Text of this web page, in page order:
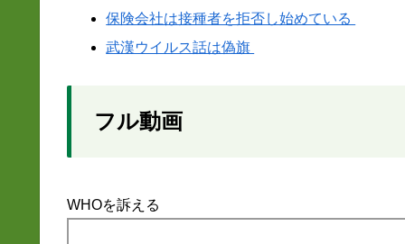
保険会社は接種者を拒否し始めている
武漢ウイルス話は偽旗
フル動画
WHOを訴える